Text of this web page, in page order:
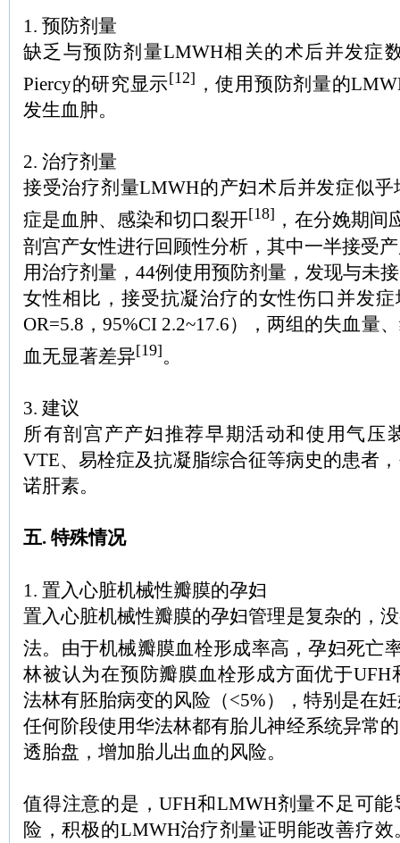
1. 预防剂量
缺乏与预防剂量LMWH相关的术后并发症
Piercy的研究显示[12] ，使用预防剂量的
发生血肿。
2. 治疗剂量
接受治疗剂量LMWH的产妇术后并发症似
症是血肿、感染和切口裂开[18] ，在分娩期间
剖宫产女性进行回顾性分析，其中一半接受
用治疗剂量，44例使用预防剂量，发现与未
女性相比，接受抗凝治疗的女性伤口并发症
OR=5.8，95%CI 2.2~17.6），两组的失血量
血无显著差异[19]。
3. 建议
所有剖宫产产妇推荐早期活动和使用气压
VTE、易栓症及抗凝脂综合征等病史的患者
诺肝素。
五. 特殊情况
1. 置入心脏机械性瓣膜的孕妇
置入心脏机械性瓣膜的孕妇管理是复杂的，
法。由于机械瓣膜血栓形成率高，孕妇死亡
林被认为在预防瓣膜血栓形成方面优于
法林有胚胎病变的风险（<5%），特别是在
任何阶段使用华法林都有胎儿神经系统异常
透胎盘，增加胎儿出血的风险。
值得注意的是，UFH和LMWH剂量不足可
险，积极的LMWH治疗剂量证明能改善疗